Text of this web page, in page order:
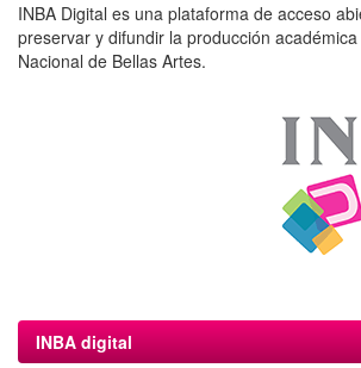
INBA Digital es una plataforma de acceso
preservar y difundir la producción
Nacional de Bellas Artes.
INBA digital